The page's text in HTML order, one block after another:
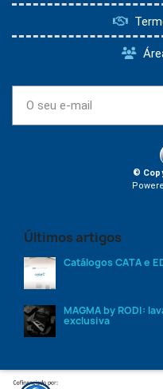
©
Últimos artigos
Catálogos CATA e
MAGMA by RODI:
exclusiva